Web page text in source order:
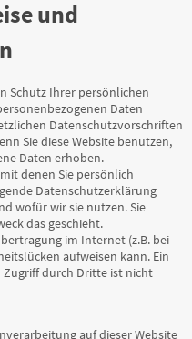
und
Schutz Ihrer persönlichen
Daten
Datenschutzvorschriften
Sie diese Website benutzen,
Daten erhoben.
denen Sie persönlich
Datenschutzerklärung
wofür wir sie nutzen. Sie
das geschieht.
im Internet (z.B. bei
aufweisen kann. Ein
Zugriff durch Dritte ist nicht
auf dieser Website